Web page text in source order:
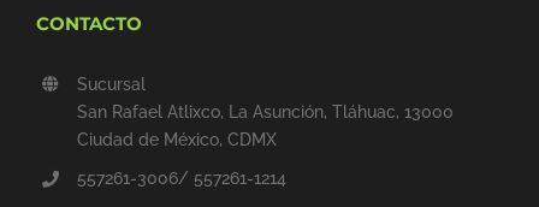
CONTACTO
Sucursal
San Rafael Atlixco, La Asunción, Tláhuac, 13000
Ciudad de México, CDMX
557261-3006/ 557261-1214